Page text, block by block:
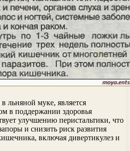
льняной муке, является
в поддержании здоровья
улучшению перистальтики, что
и снизить риск развития
включая дивертикулез и